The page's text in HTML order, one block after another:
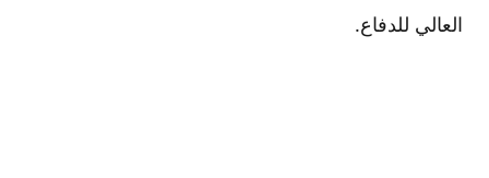
العالي للدفاع.